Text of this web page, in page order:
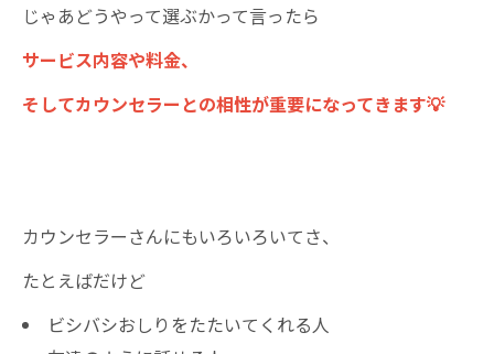
じゃあどうやって選ぶかって言ったら
サービス内容や料金、
そしてカウンセラーとの相性が重要になってきます💡
カウンセラーさんにもいろいろいてさ、
たとえばだけど
ビシバシおしりをたたいてくれる人